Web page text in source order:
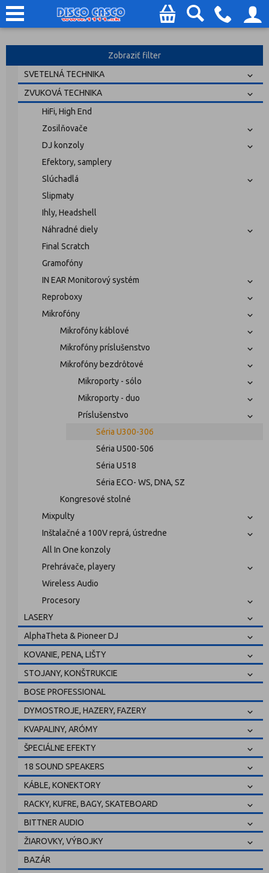
Zobraziť filter
SVETELNÁ TECHNIKA
ZVUKOVÁ TECHNIKA
HiFi, High End
Zosilňovače
DJ konzoly
Efektory, samplery
Slúchadlá
Slipmaty
Ihly, Headshell
Náhradné diely
Final Scratch
Gramofóny
IN EAR Monitorový systém
Reproboxy
Mikrofóny
Mikrofóny káblové
Mikrofóny príslušenstvo
Mikrofóny bezdrôtové
Mikroporty - sólo
Mikroporty - duo
Príslušenstvo
Séria U300-306
Séria U500-506
Séria U518
Séria ECO- WS, DNA, SZ
Kongresové stolné
Mixpulty
Inštalačné a 100V reprá, ústredne
All In One konzoly
Prehrávače, playery
Wireless Audio
Procesory
LASERY
AlphaTheta & Pioneer DJ
KOVANIE, PENA, LIŠTY
STOJANY, KONŠTRUKCIE
BOSE PROFESSIONAL
DYMOSTROJE, HAZERY, FAZERY
KVAPALINY, ARÓMY
ŠPECIÁLNE EFEKTY
18 SOUND SPEAKERS
KÁBLE, KONEKTORY
RACKY, KUFRE, BAGY, SKATEBOARD
BITTNER AUDIO
ŽIAROVKY, VÝBOJKY
BAZÁR